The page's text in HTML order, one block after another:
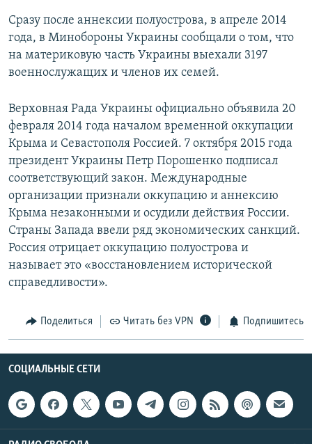
Сразу после аннексии полуострова, в апреле 2014
года, в Минобороны Украины сообщали о том, что
на материковую часть Украины выехали 3197
военнослужащих и членов их семей.
Верховная Рада Украины официально объявила 20
февраля 2014 года началом временной оккупации
Крыма и Севастополя Россией. 7 октября 2015 года
президент Украины Петр Порошенко подписал
соответствующий закон. Международные
организации признали оккупацию и аннексию
Крыма незаконными и осудили действия России.
Страны Запада ввели ряд экономических санкций.
Россия отрицает оккупацию полуострова и
называет это «восстановлением исторической
справедливости».
Поделиться Читать без VPN Подпишитесь
СОЦИАЛЬНЫЕ СЕТИ